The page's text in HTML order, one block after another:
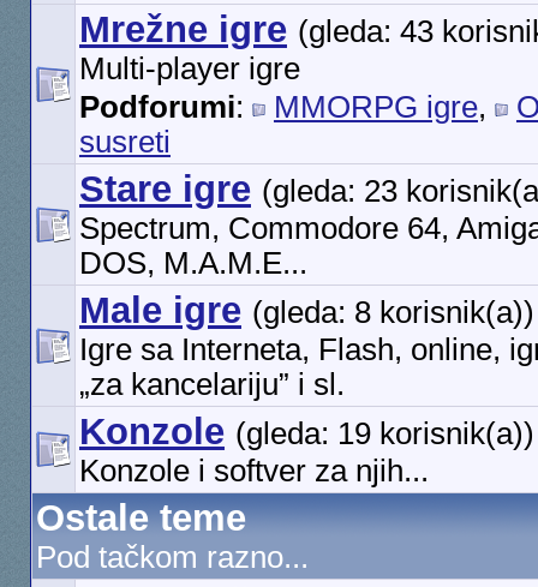
Mrežne igre (gleda: 43
Multi-player igre
Podforumi: MMORPG igre,
susreti
Stare igre (gleda: 23
Spectrum, Commodore 64,
DOS, M.A.M.E...
Male igre (gleda: 8 korisnik(a))
Igre sa Interneta, Flash, online,
„za kancelariju” i sl.
Konzole (gleda: 19 korisnik(a))
Konzole i softver za njih...
Ostale teme
Pod tačkom razno...